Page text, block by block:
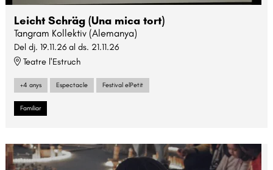
Leicht Schräg (Una mica tort)
Tangram Kollektiv (Alemanya)
Del dj. 19.11.26 al ds. 21.11.26
Teatre l'Estruch
+4 anys Espectacle Festival elPetit
Familiar